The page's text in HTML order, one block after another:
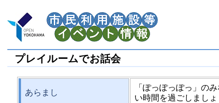
プレイルームでお話会
あらまし
「ぽっぽっぽっ」の
い時間を過ごしまし